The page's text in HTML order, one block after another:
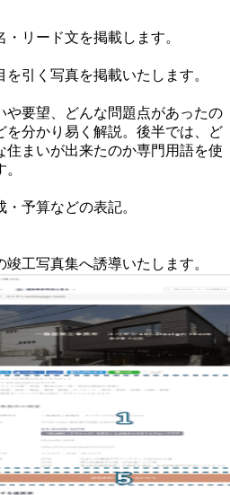
リード文を掲載します。
引く写真を掲載いたします。
や要望、どんな問題点があったの
を分かり易く解説。後半では、ど
住まいが出来たのか専門用語を使
予算などの表記。
工写真集へ誘導いたします。